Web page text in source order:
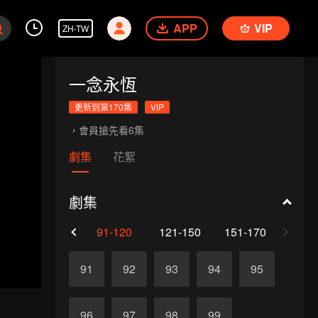
ZH-TW APP VIP
一念永恆
更新到第170集 VIP
，會員搶先看6集
劇集 花絮
劇集
91-120 121-150 151-170
91 92 93 94 95